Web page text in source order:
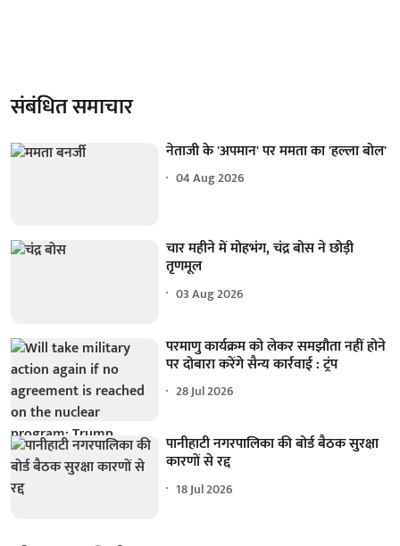
संबंधित समाचार
नेताजी के 'अपमान' पर ममता का 'हल्ला बोल'
04 Aug 2026
चार महीने में मोहभंग, चंद्र बोस ने छोड़ी
तृणमूल
03 Aug 2026
परमाणु कार्यक्रम को लेकर समझौता नहीं होने
पर दोबारा करेंगे सैन्य कार्रवाई : ट्रंप
28 Jul 2026
पानीहाटी नगरपालिका की बोर्ड बैठक सुरक्षा
कारणों से रद्द
18 Jul 2026